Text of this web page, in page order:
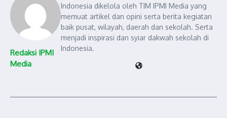
Redaksi IPMI
Media
Indonesia dikelola oleh TIM IPMI Media yang
memuat artikel dan opini serta berita kegiatan
baik pusat, wilayah, daerah dan sekolah. Serta
menjadi inspirasi dan syiar dakwah sekolah di
Indonesia.